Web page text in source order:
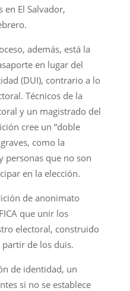
en El Salvador,
además, está la
en lugar del
(DUI), contrario a lo
Técnicos de la
y un magistrado del
cree un “doble
como la
personas que no son
en la elección.
de anonimato
que unir los
electoral, construido
partir de los duis.
de identidad, un
si no se establece